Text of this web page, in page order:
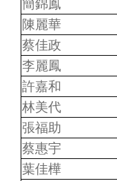
簡錦鳯
陳麗華
蔡佳政
李麗鳳
許嘉和
林美代
張福助
蔡惠宇
葉佳樺